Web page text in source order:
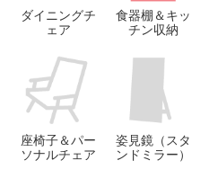
ダイニングチ
ェア
食器棚＆キッ
チン収納
座椅子＆パー
ソナルチェア
姿見鏡（スタ
ンドミラー）